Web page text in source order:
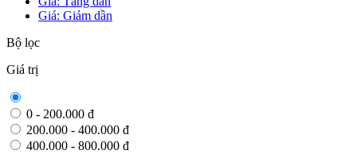
Giá: Giảm dần
Bộ lọc
Giá trị
0 - 200.000 đ
200.000 - 400.000 đ
400.000 - 800.000 đ